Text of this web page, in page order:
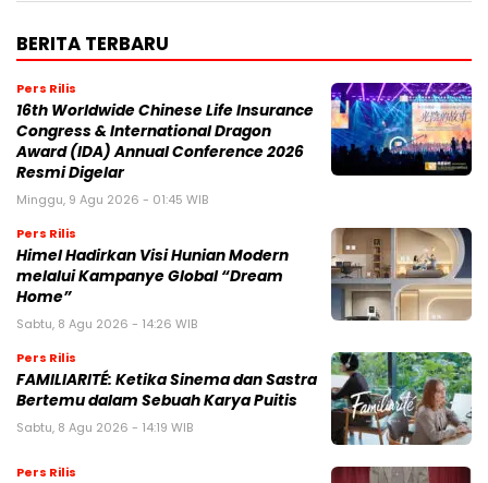
BERITA TERBARU
Pers Rilis
16th Worldwide Chinese Life Insurance
Congress & International Dragon
Award (IDA) Annual Conference 2026
Resmi Digelar
Minggu, 9 Agu 2026 - 01:45 WIB
Pers Rilis
Himel Hadirkan Visi Hunian Modern
melalui Kampanye Global “Dream
Home”
Sabtu, 8 Agu 2026 - 14:26 WIB
Pers Rilis
FAMILIARITÉ: Ketika Sinema dan Sastra
Bertemu dalam Sebuah Karya Puitis
Sabtu, 8 Agu 2026 - 14:19 WIB
Pers Rilis